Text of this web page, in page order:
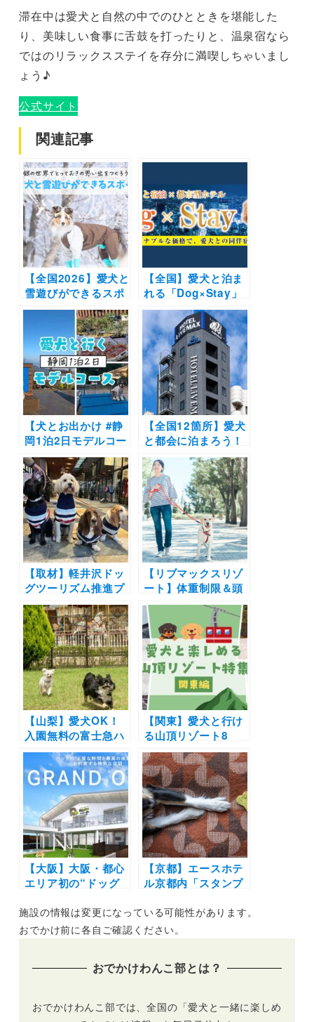
滞在中は愛犬と自然の中でのひとときを堪能した
り、美味しい食事に舌鼓を打ったりと、温泉宿なら
ではのリラックスステイを存分に満喫しちゃいまし
ょう♪
公式サイト
関連記事
【全国2026】愛犬と
雪遊びができるスポ
ット18選 | スキー場
のドッグランやスノ
シュー体験など白銀
の世界でとっておき
の思い出をつくろう
♪
【全国】愛犬と泊ま
れる「Dog×Stay」
プランを全国100ホ
テルへ拡大！都市型
ビジネスホテル・リ
ブマックスでリーズ
ナブルに宿泊しよう
【犬とお出かけ #静
岡1泊2日モデルコー
ス】絶景散歩＆愛犬
が主役のお宿に宿泊
するプラン〜伊豆パ
ノラマパーク～トラ
ットリア伊豆パラデ
ィーゾ～中伊豆ワイ
ナリーシャトーT.S
～リブマックスリゾ
ート伊豆高原テラス
&スパ（旧 ペット&
スパホテル伊豆ワ
ン）
【全国12箇所】愛犬
と都会に泊まろう！
都市型ビジネスホテ
ル・リブマックスで
愛犬と一緒に泊まれ
る「Dog×Stay」プ
ラン開始！小型犬2
匹までOK
【取材】軽井沢ドッ
グツーリズム推進プ
ロジェクトの取り組
みと今後の展望とは
｜犬と人が共生する
街づくり
【リブマックスリゾ
ート】体重制限＆頭
数制限なしの大型犬
も泊まれる客室の販
売が6月1日よりスタ
ート！ドッグランの
あるホテルも
【山梨】愛犬OK！
入園無料の富士急ハ
イランド11月はワン
ワン月間「ふじＱワ
ンぱーく」| フォト
コンや愛犬と一緒に
乗れるアトラクショ
ンがお得に！
【関東】愛犬と行け
る山頂リゾート8
選！非日常感あふれ
る絶景からスリル満
点のスポットまでを
厳選（おでかけレポ
ートあり）
【大阪】大阪・都心
エリア初の“ドッグ
「Dyplus OSAKA
KITA」に屋内型ドッ
グランドオープンイ
【京都】エースホテ
ル京都内「スタンプ
ロースターズ」にて
愛犬同伴OKイベン
が10月30日（日）の
ルの手作りペットク
ッキー＆ドッグドリ
施設の情報は変更になっている可能性があります。
おでかけ前に各自ご確認ください。
おでかけわんこ部とは？
おでかけわんこ部では、全国の「愛犬と一緒に楽しめ